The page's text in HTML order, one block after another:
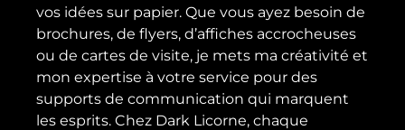
vos idées sur papier. Que vous ayez besoin de
brochures, de flyers, d’affiches accrocheuses
ou de cartes de visite, je mets ma créativité et
mon expertise à votre service pour des
supports de communication qui marquent
les esprits. Chez Dark Licorne, chaque